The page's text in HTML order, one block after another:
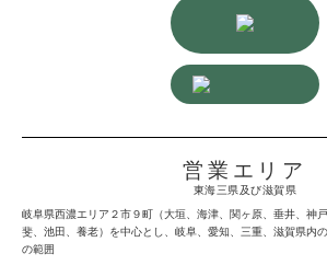
営業エリア
東海三県及び滋賀県
岐阜県西濃エリア２市９町（大垣、海津、関ヶ原、垂井、神
斐、池田、養老）を中心とし、岐阜、愛知、三重、滋賀県内
の範囲